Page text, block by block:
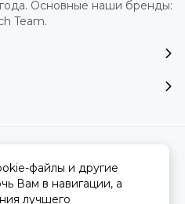
Основные наши бренды:
Team.
для платформы InSales
файлы и другие
Вам в навигации, а
лучшего